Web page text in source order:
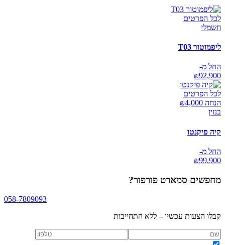
לכל הפרטים
חשמלי
ליפמוטור T03
החל מ-
₪92,900
לכל הפרטים
הנחה ₪ 4,000
בנזין
קיה פיקנטו
החל מ-
₪99,900
מחפשים סמארט פורפור?
058-7809093
קבלו הצעות עכשיו – ללא התחייבות